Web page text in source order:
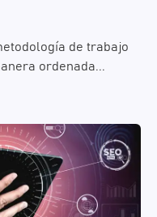
de trabajo
ordenada...